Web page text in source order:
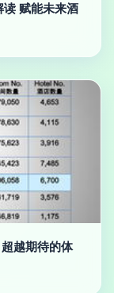
赋能未来酒
越期待的体